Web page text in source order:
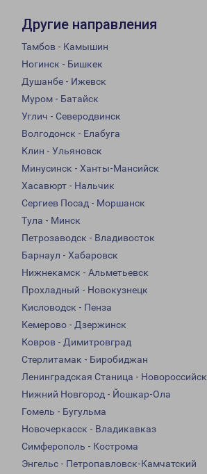
Другие направления
Тамбов - Камышин
Ногинск - Бишкек
Душанбе - Ижевск
Муром - Батайск
Углич - Северодвинск
Волгодонск - Елабуга
Клин - Ульяновск
Минусинск - Ханты-Мансийск
Хасавюрт - Нальчик
Сергиев Посад - Моршанск
Тула - Минск
Петрозаводск - Владивосток
Барнаул - Хабаровск
Нижнекамск - Альметьевск
Прохладный - Новокузнецк
Кисловодск - Пенза
Кемерово - Дзержинск
Ковров - Димитровград
Стерлитамак - Биробиджан
Ленинградская Станица - Новороссийск
Нижний Новгород - Йошкар-Ола
Гомель - Бугульма
Новочеркасск - Владикавказ
Симферополь - Кострома
Энгельс - Петропавловск-Камчатский